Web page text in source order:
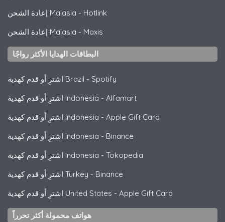
إعادة الشحن Malasia - Hotlink
إعادة الشحن Malasia - Maxis
البطاقات الهدايا الأكثر رواجًا
اشترِ أو قدم كهدية Brazil - Spotify
اشترِ أو قدم كهدية Indonesia - Alfamart
اشترِ أو قدم كهدية Indonesia - Apple Gift Card
اشترِ أو قدم كهدية Indonesia - Binance
اشترِ أو قدم كهدية Indonesia - Tokopedia
اشترِ أو قدم كهدية Turkey - Binance
اشترِ أو قدم كهدية United States - Apple Gift Card
هواتف محمولة أكثر تحرراً